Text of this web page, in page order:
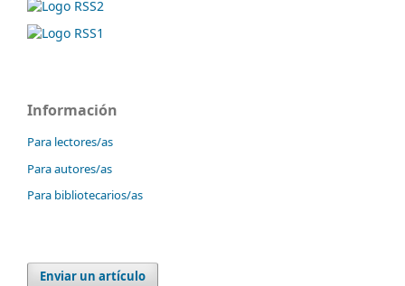
Información
Para lectores/as
Para autores/as
Para bibliotecarios/as
Enviar un artículo